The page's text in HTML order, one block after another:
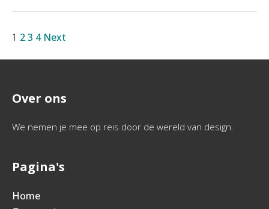
1 23 4 Next
Over ons
We nemen je mee op reis door de wereld van design.
Pagina's
Home